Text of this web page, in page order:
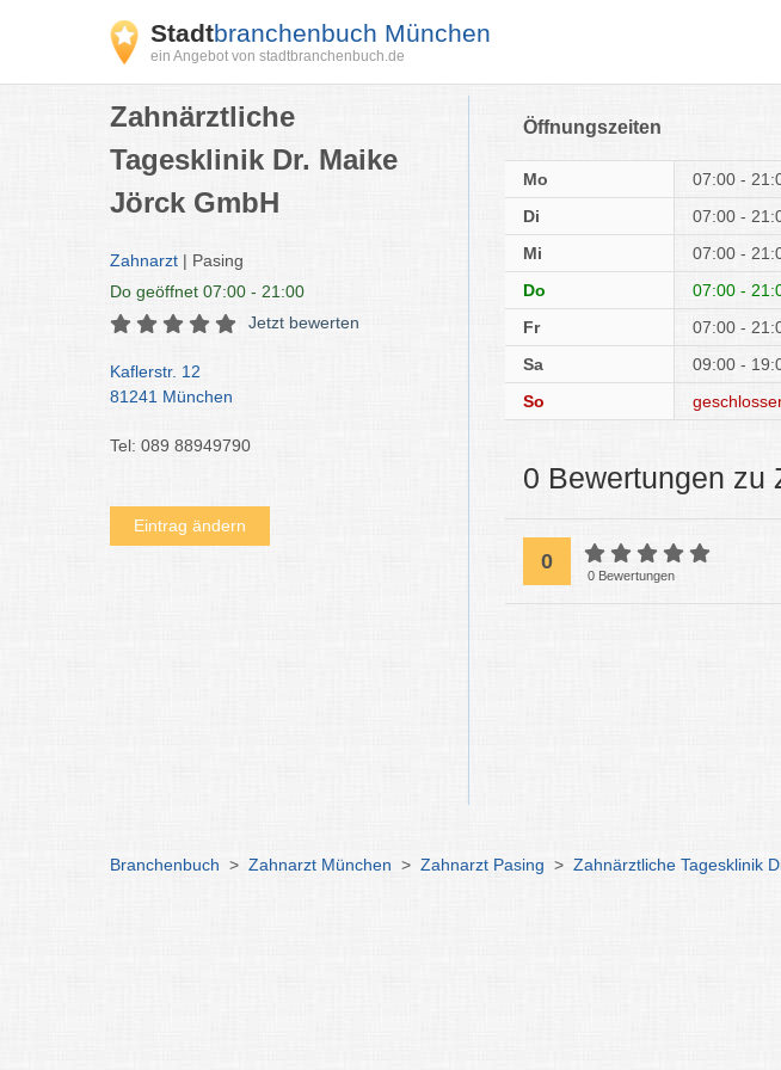
Stadtbranchenbuch München
ein Angebot von stadtbranchenbuch.de
Zahnärztliche
Tagesklinik Dr. Maike
Jörck GmbH
Zahnarzt | Pasing
Do geöffnet 07:00 - 21:00
Jetzt bewerten
Kaflerstr. 12
81241 München
Tel: 089 88949790
Eintrag ändern
Öffnungszeiten
Mo
07:00 -
Di
07:00 -
Mi
07:00 -
Do
07:00 -
Fr
07:00 -
Sa
09:00 -
So
0 Bewertungen zu
0
0 Bewertungen
Branchenbuch > Zahnarzt München > Zahnarzt Pasing > Zahnärztliche Tagesklinik